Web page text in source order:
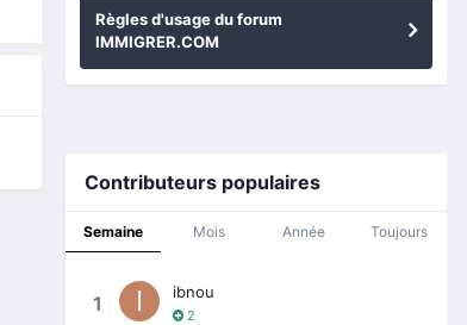
Règles d'usage du forum
IMMIGRER.COM
Contributeurs populaires
Semaine Mois Année Toujours
1 ibnou
2